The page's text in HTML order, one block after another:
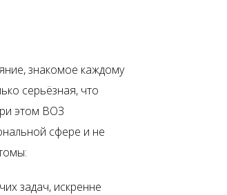
знакомое каждому
серьёзная, что
этом ВОЗ
сфере и не
задач, искренне